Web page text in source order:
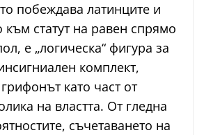
побеждава латинците и
статут на равен спрямо
е „логическа“ фигура за
комплект,
като част от
на властта. От гледна
съчетаването на